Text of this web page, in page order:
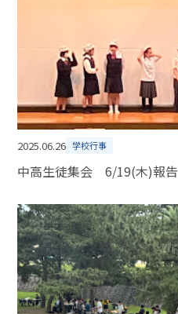
2025.06.26 学校行事
中高生徒集会 6/19(木)報告